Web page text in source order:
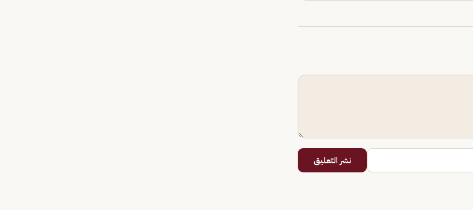
نشر التعليق